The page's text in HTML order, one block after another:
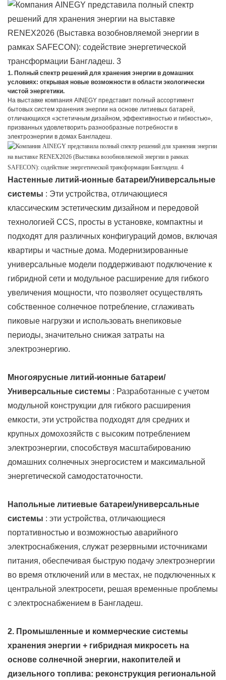
1. Полный спектр решений для хранения энергии в домашних
условиях: открывая новые возможности в области экологически
чистой энергетики.
На выставке компания AINEGY представит полный ассортимент
бытовых систем хранения энергии на основе литиевых батарей,
отличающихся «эстетичным дизайном, эффективностью и гибкостью»,
призванных удовлетворить разнообразные потребности в
электроэнергии в домах Бангладеш.
Настенные литий-ионные батареи/Универсальные
системы : Эти устройства, отличающиеся
классическим эстетическим дизайном и передовой
технологией CCS, просты в установке, компактны и
подходят для различных конфигураций домов, включая
квартиры и частные дома. Модернизированные
универсальные модели поддерживают подключение к
гибридной сети и модульное расширение для гибкого
увеличения мощности, что позволяет осуществлять
собственное солнечное потребление, сглаживать
пиковые нагрузки и использовать внепиковые
периоды, значительно снижая затраты на
электроэнергию.
Многоярусные литий-ионные батареи/
Универсальные системы : Разработанные с учетом
модульной конструкции для гибкого расширения
емкости, эти устройства подходят для средних и
крупных домохозяйств с высоким потреблением
электроэнергии, способствуя масштабированию
домашних солнечных энергосистем и максимальной
энергетической самодостаточности.
Напольные литиевые батареи/универсальные
системы : эти устройства, отличающиеся
портативностью и возможностью аварийного
электроснабжения, служат резервными источниками
питания, обеспечивая быструю подачу электроэнергии
во время отключений или в местах, не подключенных к
центральной электросети, решая временные проблемы
с электроснабжением в Бангладеш.
2. Промышленные и коммерческие системы
хранения энергии + гибридная микросеть на
основе солнечной энергии, накопителей и
дизельного топлива: реконструкция региональной